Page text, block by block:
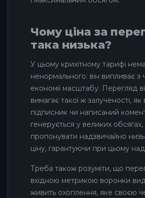
Чому ціна за
така низька?
У цьому крихітному тарифі
ненормального: він випливає з
економії масштабу. Перегляд
вимагає такої ж залученості, як
підписник чи написаний
генерується у великих
пропонувати надзвичайно
ціну, гарантуючи при цьому
Треба також розуміти, що
вхідною метрикою воронки
живить охоплення, яке своєю